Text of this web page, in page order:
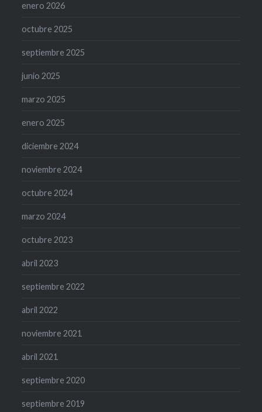
enero 2026
octubre 2025
septiembre 2025
junio 2025
marzo 2025
enero 2025
diciembre 2024
noviembre 2024
octubre 2024
marzo 2024
octubre 2023
abril 2023
septiembre 2022
abril 2022
noviembre 2021
abril 2021
septiembre 2020
septiembre 2019